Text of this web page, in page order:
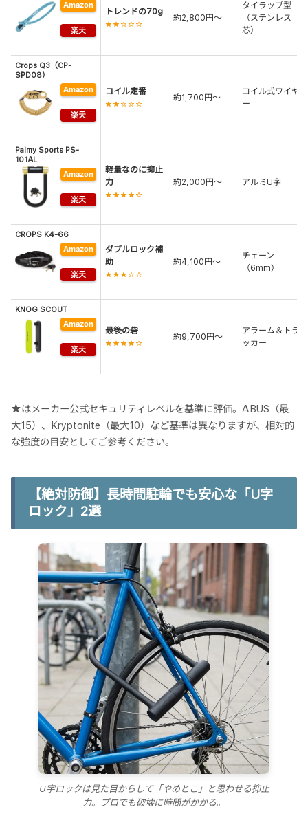
トレンドの70g
★★☆☆☆
約2,800円〜
タイラップ型
（ステンレス
芯）
Crops Q3（CP-
SPD08）
コイル定番
★★☆☆☆
約1,700円〜
コイル式ワイヤ
ー
Palmy Sports PS-
101AL
軽量なのに抑止
力
★★★★☆
約2,000円〜 アルミU字
CROPS K4-66
ダブルロック補
助
★★★☆☆
約4,100円〜
チェーン
（6mm）
KNOG SCOUT
最後の砦
★★★★☆
約9,700円〜
アラーム＆トラ
ッカー
★はメーカー公式セキュリティレベルを基準に評価。ABUS（最
大15）、Kryptonite（最大10）など基準は異なりますが、相対的
な強度の目安としてご参考ください。
【絶対防御】長時間駐輪でも安心な「U字
ロック」2選
U字ロックは見た目からして「やめとこ」と思わせる抑止
力。プロでも破壊に時間がかかる。